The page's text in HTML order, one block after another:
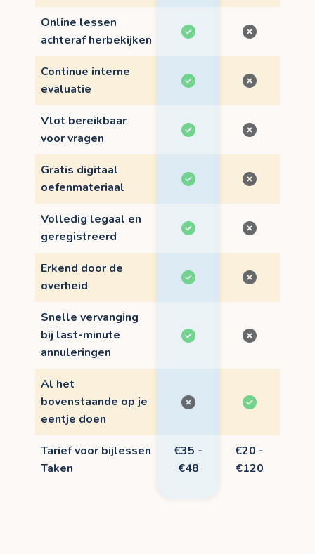
Online lessen
achteraf herbekijken
Continue interne
evaluatie
Vlot bereikbaar
voor vragen
Gratis digitaal
oefenmateriaal
Volledig legaal en
geregistreerd
Erkend door de
overheid
Snelle vervanging
bij last-minute
annuleringen
Al het
bovenstaande op je
eentje doen
Tarief voor bijlessen
Taken
€35 -
€48
€20 -
€120